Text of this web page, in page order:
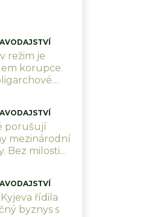
režim je
korupce.
farmáři
porušují
mezinárodní
Bez milosti
řídila
byznys s